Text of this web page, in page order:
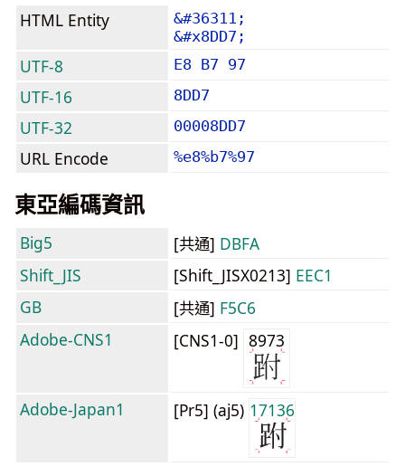
HTML Entity
&#36311;
&#x8DD7;
UTF-8 E8 B7 97
UTF-16 8DD7
UTF-32 00008DD7
URL Encode %e8%b7%97
東亞編碼資訊
Big5 [共通] DBFA
Shift_JIS
[Shift_JISX0213] EEC1
GB
[共通] F5C6
Adobe-CNS1
[CNS1-0] 8973
Adobe-Japan1 [Pr5] (aj5) 17136